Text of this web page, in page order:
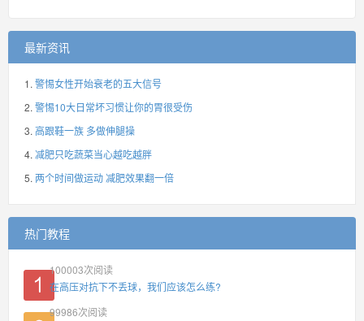
最新资讯
警惕女性开始衰老的五大信号
警惕10大日常坏习惯让你的胃很受伤
高跟鞋一族 多做伸腿操
减肥只吃蔬菜当心越吃越胖
两个时间做运动 减肥效果翻一倍
热门教程
100003次阅读
在高压对抗下不丢球，我们应该怎么练?
99986次阅读